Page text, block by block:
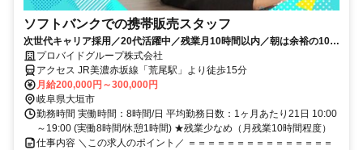
ソフトバンクでの携帯販売スタッフ
次世代キャリア採用／20代活躍中／残業月10時間以内／朝は余裕の10時
スタート
プロバイドグループ株式会社
アクセス JR美濃赤坂線「荒尾駅」より徒歩15分
月給200,000円～300,000円
岐阜県大垣市
勤務時間 実働時間：8時間/日 平均勤務日数：1ヶ月あたり21日 10:00
～19:00 (実働8時間/休憩1時間) ★残業少なめ（月残業10時間程度）
仕事内容 ＼この求人のポイント／ ＝＝＝＝＝＝＝＝＝＝＝＝＝＝＝